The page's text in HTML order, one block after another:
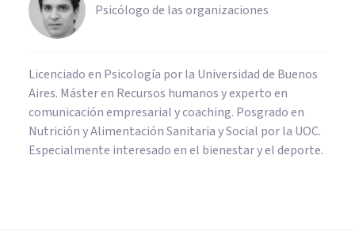
Psicólogo de las organizaciones
Licenciado en Psicología por la Universidad de Buenos
Aires. Máster en Recursos humanos y experto en
comunicación empresarial y coaching. Posgrado en
Nutrición y Alimentación Sanitaria y Social por la UOC.
Especialmente interesado en el bienestar y el deporte.